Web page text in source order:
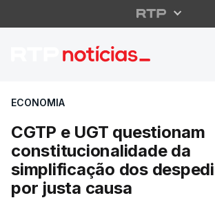
CGTP e UGT
ECONOMIA
CGTP e UGT questionam
constitucionalidade da
simplificação dos
por justa causa